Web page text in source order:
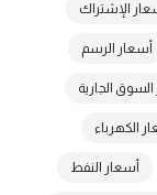
الإشتراك
أسعار الرسم
السوق الجارية
الكهرباء
أسعار النفط